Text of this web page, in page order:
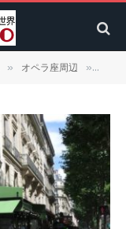
» オペラ座周辺 »